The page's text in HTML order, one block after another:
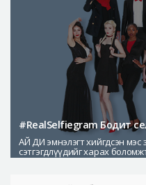
Ботокс , филлер
Галбиржуулах
Let Me In
#RealSelfiegram Бодит
АЙ ДИ эмнэлэгт хийгдсэн мэс
сэтгэгдлүүдийг харах